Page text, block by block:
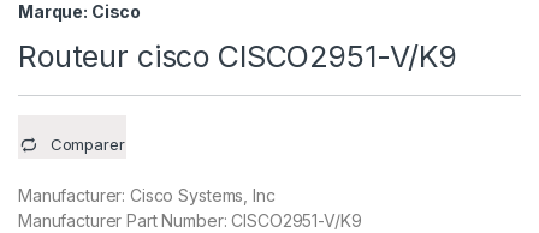
Marque: Cisco
Routeur cisco CISCO2951-V/K9
Comparer
Manufacturer: Cisco Systems, Inc
Manufacturer Part Number: CISCO2951-V/K9